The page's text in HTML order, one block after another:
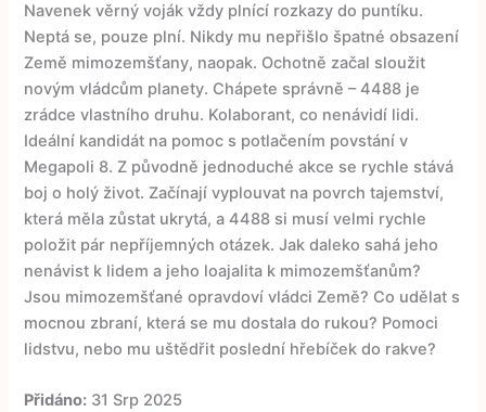
Navenek věrný voják vždy plnící rozkazy do puntíku.
Neptá se, pouze plní. Nikdy mu nepřišlo špatné obsazení
Země mimozemšťany, naopak. Ochotně začal sloužit
novým vládcům planety. Chápete správně – 4488 je
zrádce vlastního druhu. Kolaborant, co nenávidí lidi.
Ideální kandidát na pomoc s potlačením povstání v
Megapoli 8. Z původně jednoduché akce se rychle stává
boj o holý život. Začínají vyplouvat na povrch tajemství,
která měla zůstat ukrytá, a 4488 si musí velmi rychle
položit pár nepříjemných otázek. Jak daleko sahá jeho
nenávist k lidem a jeho loajalita k mimozemšťanům?
Jsou mimozemšťané opravdoví vládci Země? Co udělat s
mocnou zbraní, která se mu dostala do rukou? Pomoci
lidstvu, nebo mu uštědřit poslední hřebíček do rakve?
Přidáno: 31 Srp 2025